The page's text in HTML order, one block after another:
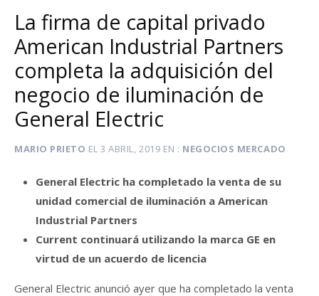
La firma de capital privado
American Industrial Partners
completa la adquisición del
negocio de iluminación de
General Electric
MARIO PRIETO EL3 ABRIL, 2019 EN NEGOCIOS MERCADO
General Electric ha completado la venta de su
unidad comercial de iluminación a American
Industrial Partners
Current continuará utilizando la marca GE en
virtud de un acuerdo de licencia
General Electric anunció ayer que ha completado la venta